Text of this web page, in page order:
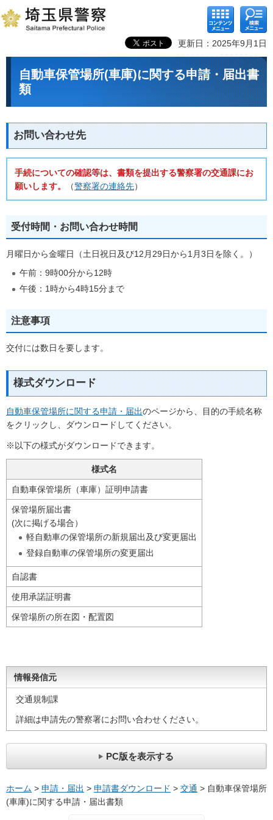
コンテ
ンツメ
ニュー
検索メ
ニュー
更新日：2025年9月1日
自動車保管場所(車庫)に関する申請・届出書
類
お問い合わせ先
手続についての確認等は、 書類を提出する警察署の交通課にお
願いします。 （警察署の連絡先）
受付時間・お問い合わせ時間
月曜日から金曜日（土日祝日及び12月29日から1月3日を除く。）
午前：9時00分から12時
午後：1時から4時15分まで
注意事項
交付には数日を要します。
様式ダウンロード
自動車保管場所に関する申請・届出のページから、目的の手続名称
をクリックし、ダウンロードしてください。
※以下の様式がダウンロードできます。
様式名
自動車保管場所（車庫）証明申請書
保管場所届出書
(次に掲げる場合）
軽自動車の保管場所の新規届出及び変更届出
登録自動車の保管場所の変更届出
自認書
使用承諾証明書
保管場所の所在図・配置図
情報発信元
交通規制課
詳細は申請先の警察署にお問い合わせください。
PC版を表示する
ホーム > 申請・届出 > 申請書ダウンロード > 交通 > 自動車保管場所
(車庫)に関する申請・届出書類